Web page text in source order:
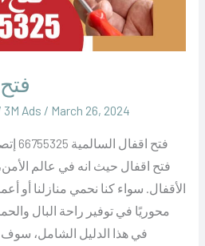
/ March 26, 2024
فتح
فتح اقفال حيث انه في عالم
الأقفال. سواء كنا نحمي منازلنا أو
محوريًا في توفير راحة البال
في هذا الدليل الشامل،